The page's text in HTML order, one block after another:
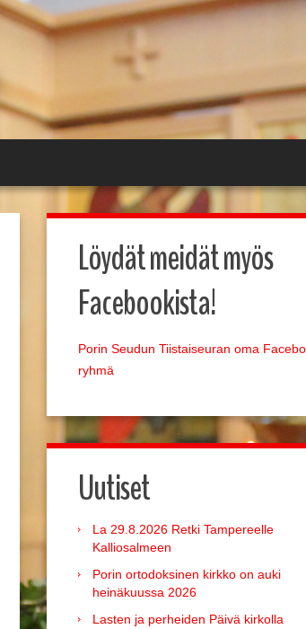
Löydät meidät myös
Facebookista!
Porin Seudun Tiistaiseuran oma
ryhmä
Uutiset
La 29.8.2026 Retki Tampereelle
Kalliosalmeen
Porin ortodoksinen kirkko on auki
heinäkuussa 2026
Lasten ja perheiden Päivä kirkolla